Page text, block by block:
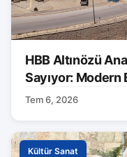
HBB Altınözü
Sayıyor: Modern
Tem 6, 2026
Kültür Sanat